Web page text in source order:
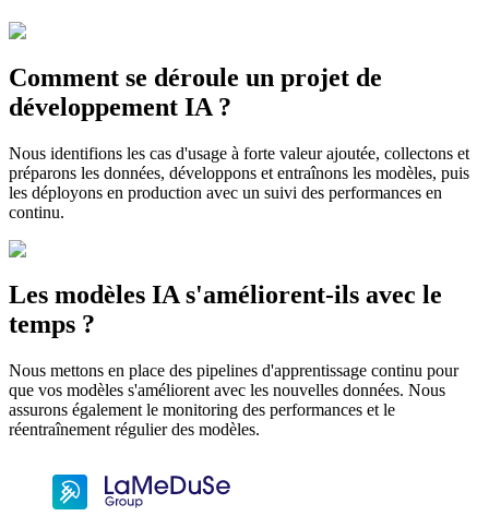
Comment se déroule un projet de
développement IA ?
Nous identifions les cas d'usage à forte valeur ajoutée, collectons et
préparons les données, développons et entraînons les modèles, puis
les déployons en production avec un suivi des performances en
continu.
Les modèles IA s'améliorent-ils avec le
temps ?
Nous mettons en place des pipelines d'apprentissage continu pour
que vos modèles s'améliorent avec les nouvelles données. Nous
assurons également le monitoring des performances et le
réentraînement régulier des modèles.